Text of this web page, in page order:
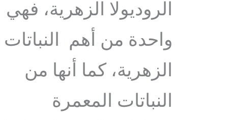
الروديولا الزهرية، فهي
واحدة من أهم النباتات
الزهرية، كما أنها من
النباتات المعمرة